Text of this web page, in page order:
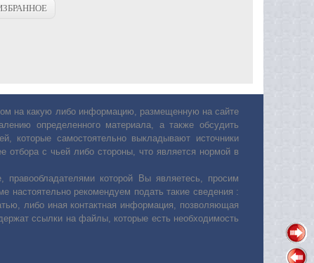
на какую либо информацию, размещенную на сайте
определенного материала, а также обсудить
которые самостоятельно выкладывают источники
отбора с чьей либо стороны, что является нормой в
которой Вы являетесь, просим
настоятельно рекомендуем подать такие сведения :
либо иная контактная информация, позволяющая
ссылки на файлы, которые есть необходимость